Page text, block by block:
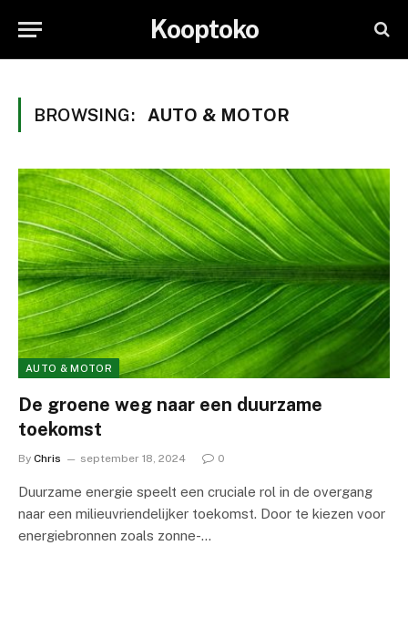
Kooptoko
BROWSING: AUTO & MOTOR
AUTO & MOTOR
De groene weg naar een duurzame
toekomst
By Chris september 18, 2024 0
Duurzame energie speelt een cruciale rol in de overgang
naar een milieuvriendelijker toekomst. Door te kiezen voor
energiebronnen zoals zonne-…